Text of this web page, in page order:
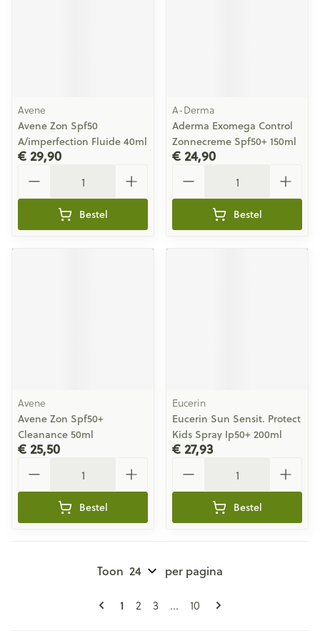
Avene
Avene Zon Spf50
A/imperfection Fluide 40ml
€ 29,90
Bestel
A-Derma
Aderma Exomega Control
Zonnecreme Spf50+ 150ml
€ 24,90
Bestel
Avene
Avene Zon Spf50+
Cleanance 50ml
€ 25,50
Bestel
Eucerin
Eucerin Sun Sensit. Protect
Kids Spray Ip50+ 200ml
€ 27,93
Bestel
Pagina's
U lees momenteel pagina
1 Pagina
2 Pagina
3 ... Pagina
10
Toon per pagina